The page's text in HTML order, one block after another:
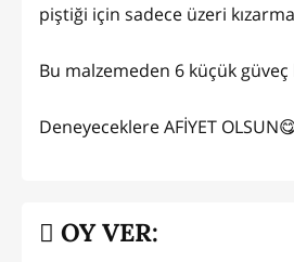
piştiği için sadece üzeri
Bu malzemeden 6 küçük güveç
Deneyeceklere AFİYET
OY VER: